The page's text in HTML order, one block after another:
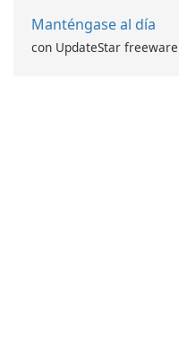
Manténgase al día
con UpdateStar